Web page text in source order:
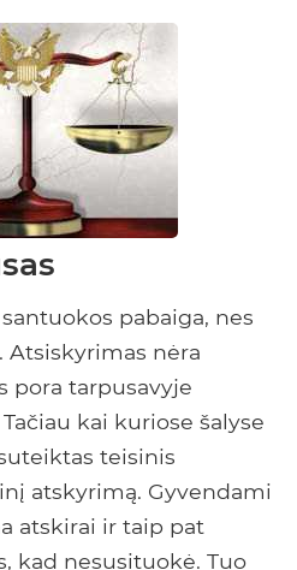
pabaiga, nes
Atsiskyrimas nėra
pora tarpusavyje
kai kuriose šalyse
teisinis
atskyrimą. Gyvendami
atskirai ir taip pat
kad nesusituokė. Tuo